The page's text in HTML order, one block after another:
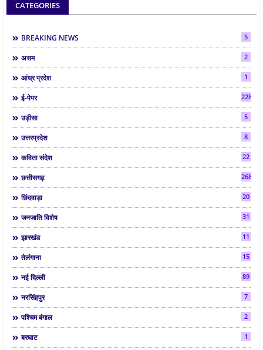
CATEGORIES
BREAKING NEWS 5
असम 2
आंध्र प्रदेश 1
ई-पेपर 2286
उड़ीसा 5
उत्तरप्रदेश 8
कविता संदेश 22
छत्तीसगढ़ 268
छिंदवाड़ा 20
जनजाति विशेष 31
झारखंड 11
तेलंगाना 15
नई दिल्ली 89
नरसिंहपुर 7
पश्चिम बंगाल 2
बरघाट 1